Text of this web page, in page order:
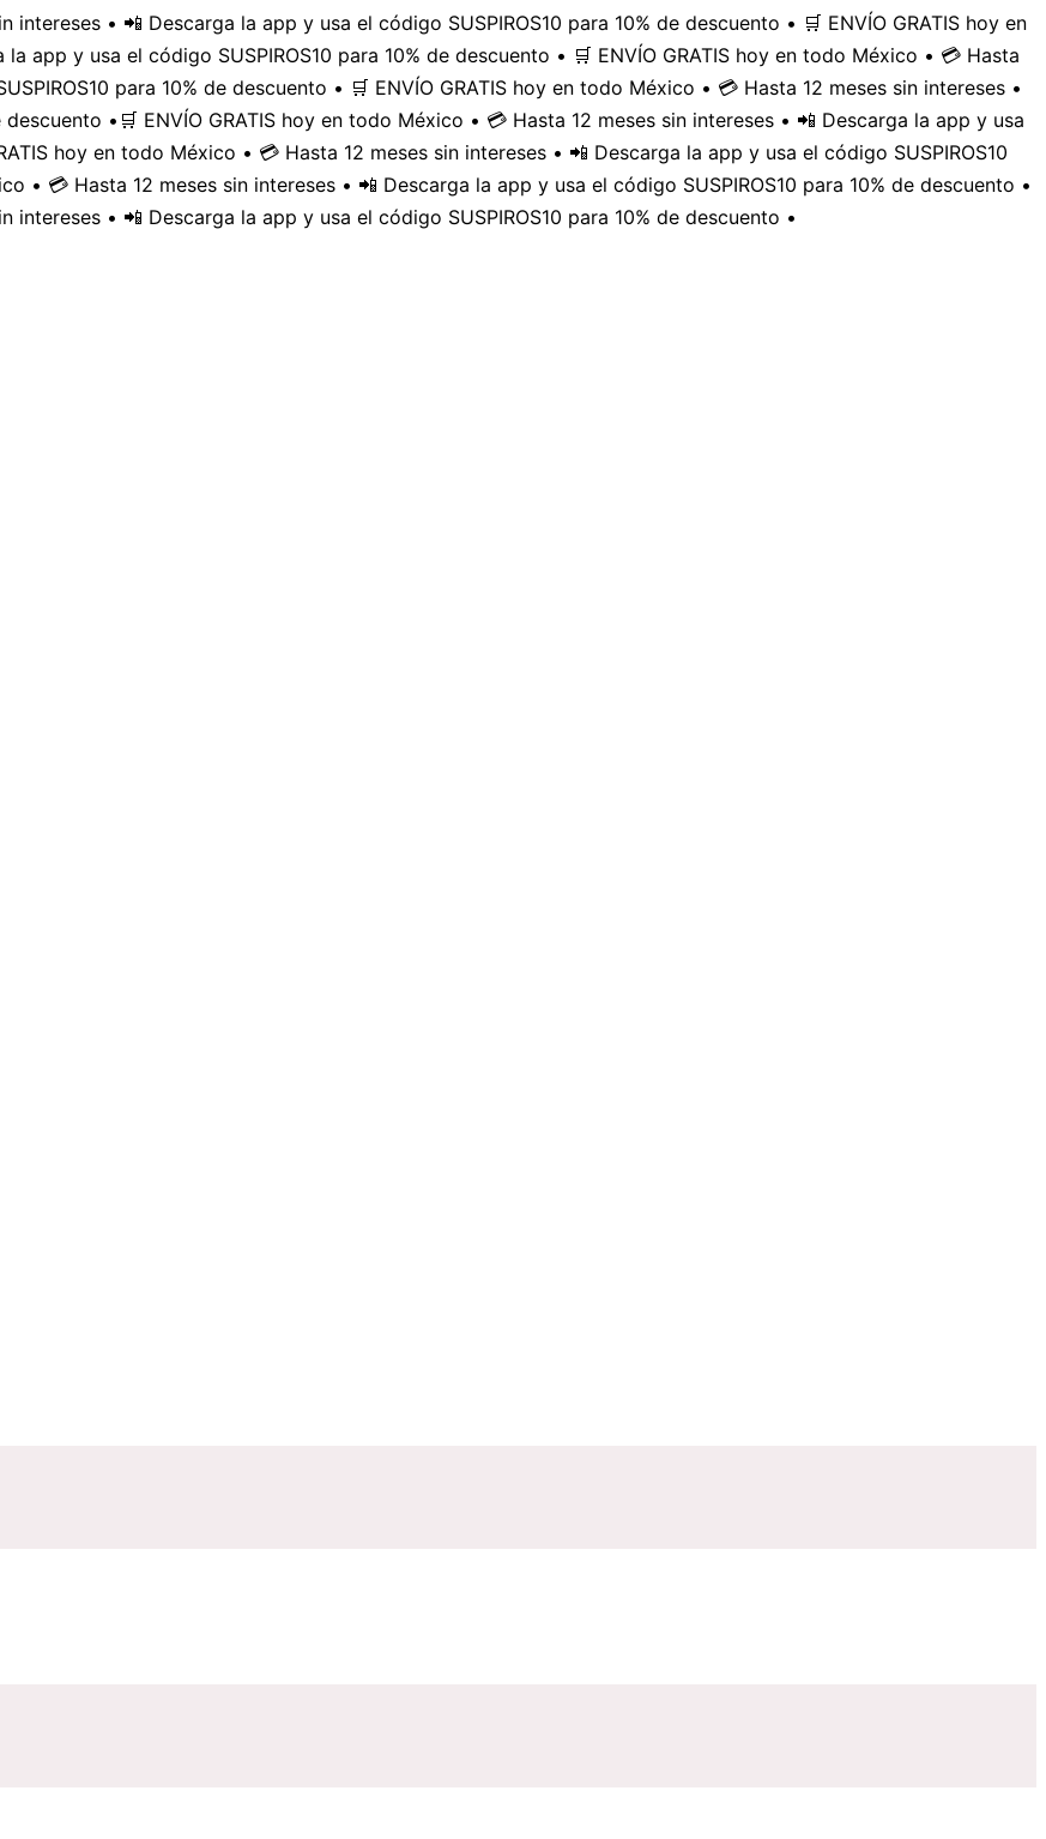
intereses • 📲 Descarga la app y usa el código SUSPIROS10 para 10% de descuento • 🛒 ENVÍO GRATIS hoy en
app y usa el código SUSPIROS10 para 10% de descuento • 🛒 ENVÍO GRATIS hoy en todo México • 💳 Hasta
para 10% de descuento • 🛒 ENVÍO GRATIS hoy en todo México • 💳 Hasta 12 meses sin intereses •
descuento • 🛒 ENVÍO GRATIS hoy en todo México • 💳 Hasta 12 meses sin intereses • 📲 Descarga la app y usa
hoy en todo México • 💳 Hasta 12 meses sin intereses • 📲 Descarga la app y usa el código SUSPIROS10
• 💳 Hasta 12 meses sin intereses • 📲 Descarga la app y usa el código SUSPIROS10 para 10% de descuento •
intereses • 📲 Descarga la app y usa el código SUSPIROS10 para 10% de descuento •